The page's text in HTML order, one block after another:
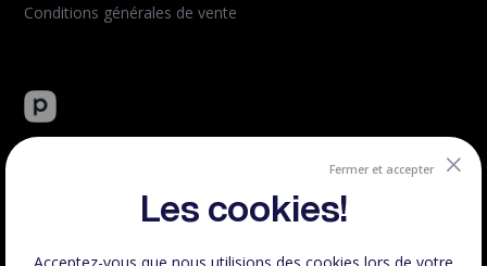
Fermer et accepter
Les cookies!
Conditions générales de vente
Peachie : plateforme tout-en-un de vente de formation en
Créé et hébergé en France.